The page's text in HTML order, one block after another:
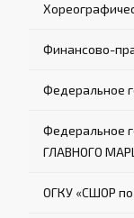
Финансово-
Федеральное
Федеральное
ГЛАВНОГО
ОГКУ «СШОР